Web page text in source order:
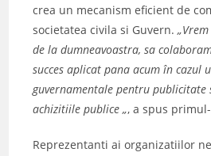
crea un mecanism eficient de
societatea civila si Guvern.
de la dumneavoastra, sa
succes aplicat pana acum în
guvernamentale pentru
achizitiile publice „, a spus
Reprezentanti ai organizatiilor